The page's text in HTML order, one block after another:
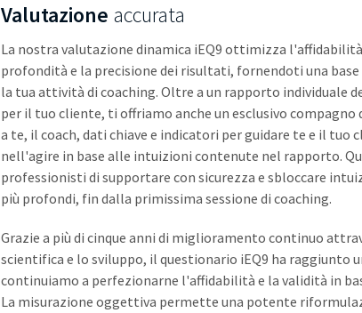
Valutazione accurata
La nostra valutazione dinamica iEQ9 ottimizza
profondità e la precisione dei risultati, fornendoti una
la tua attività di coaching. Oltre a un rapporto individuale
per il tuo cliente, ti offriamo anche un esclusivo compagno
a te, il coach, dati chiave e indicatori per guidare te e il tuo
nell'agire in base alle intuizioni contenute nel rapporto.
professionisti di supportare con sicurezza e sbloccare
più profondi, fin dalla primissima sessione di coaching.
Grazie a più di cinque anni di miglioramento continuo
scientifica e lo sviluppo, il questionario iEQ9 ha raggiunto
continuiamo a perfezionarne l'affidabilità e la validità in
La misurazione oggettiva permette una potente